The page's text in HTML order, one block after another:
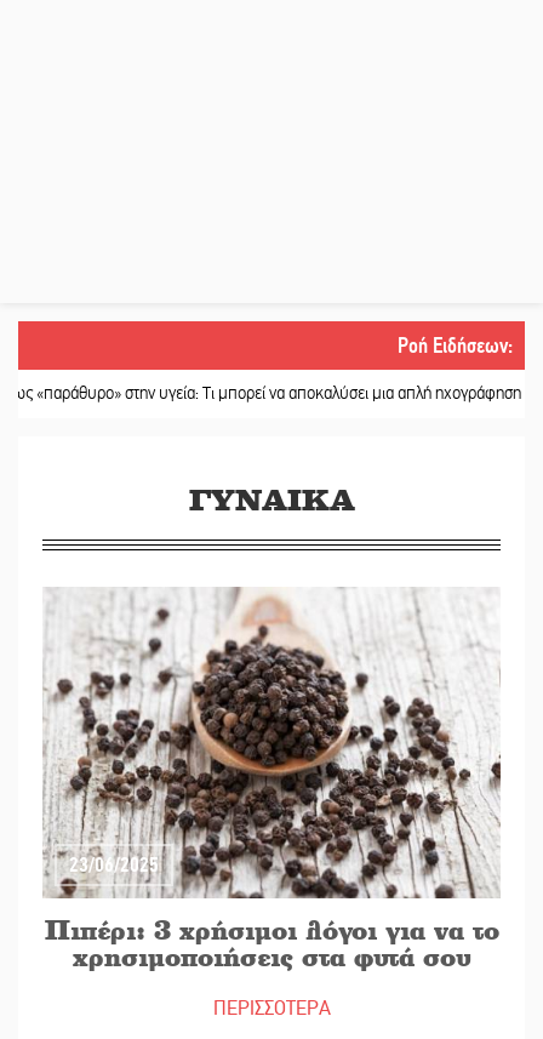
Ροή Ειδήσεων:
Τι μπορεί να αποκαλύσει μια απλή ηχογράφηση || Η Πετρίνα
ΓΥΝΑΙΚΑ
23/06/2025
Πιπέρι: 3 χρήσιμοι λόγοι για να το
χρησιμοποιήσεις στα φυτά σου
ΠΕΡΙΣΣΟΤΕΡΑ